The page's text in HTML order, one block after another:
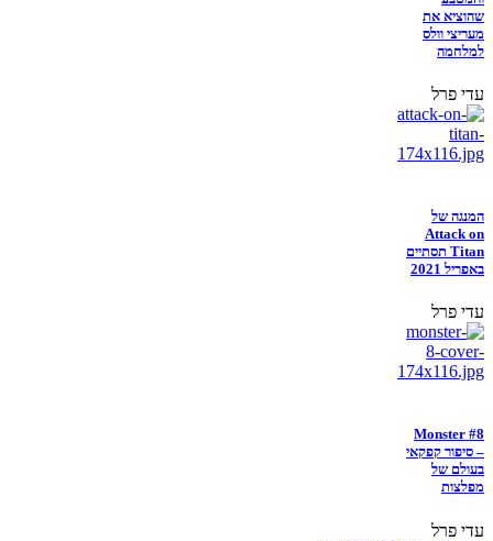
שהוציא את
מעריצי וולס
למלחמה
עדי פרל
המנגה של
Attack on
Titan תסתיים
באפריל 2021
עדי פרל
Monster #8
– סיפור קפקאי
בעולם של
מפלצות
עדי פרל